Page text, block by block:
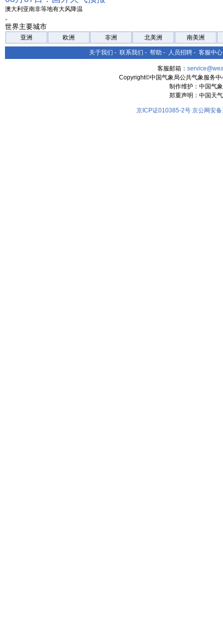
澳大利亚南非等地有大风降温
。
世界主要城市
亚洲 欧洲 非洲 北美洲 南美洲
关于我们 - 联系我们 - 帮助 - 人员招聘 - 客服中心
客服邮箱：
Copyright©中国气象局公共气象服务
制作维护：中国气
郑重声明：中国天
京ICP证010385-2号 京公网安